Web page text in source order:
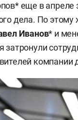
еще в апреле
дела. По
Иванов* и
затронули